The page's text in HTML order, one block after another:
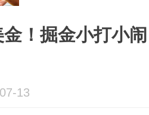
金！掘金小打小
13